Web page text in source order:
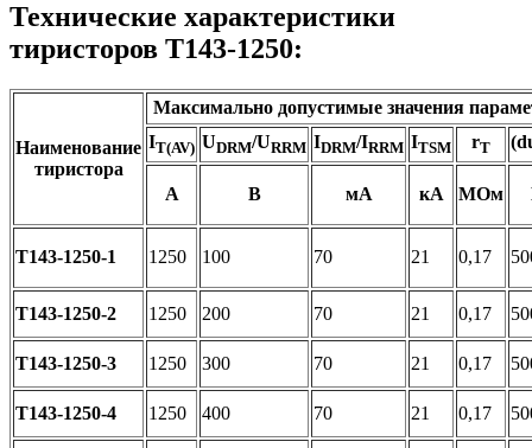
Технические характеристики
тиристоров Т143-1250:
Наименование
тиристора
Максимально допустимые значения
IT(AV) UDRM/URRM IDRM/IRRM ITSM rT
А В мА кА МОм
Т143-1250-1 1250 100 70 21 0,17
Т143-1250-2 1250 200 70 21 0,17
Т143-1250-3 1250 300 70 21 0,17
Т143-1250-4 1250 400 70 21 0,17